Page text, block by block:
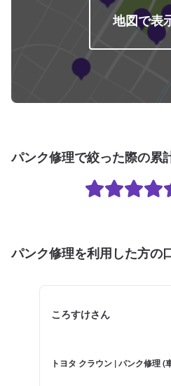
地図で表
パンク修理で絞った際の累
パンク修理を利用した方の
ころすけさん
トヨタ クラウン | パンク修理 (